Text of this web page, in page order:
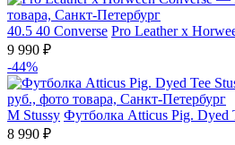
40.5 40 Converse Pro Leather x
9 990 ₽
-44%
M Stussy Футболка Atticus Pig. Dyed
8 990 ₽